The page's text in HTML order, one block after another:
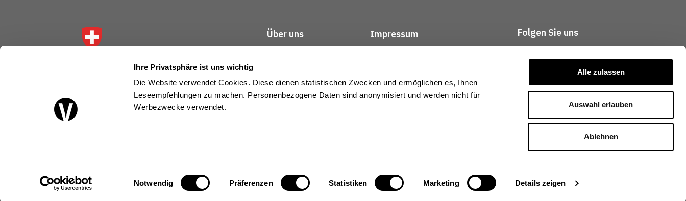
Ihre Privatsphäre ist uns wichtig
Die Website verwendet Cookies. Diese dienen statistischen Zwecken und ermöglichen es, Ihnen
Leseempfehlungen zu machen. Personenbezogene Daten sind anonymisiert und werden nicht für
Werbezwecke verwendet.
Einwilligungsauswahl
Notwendig Präferenzen Statistiken Marketing Details zeigen
Alle zulassen
Auswahl erlauben
Ablehnen
Schweizerische Eidgenossenschaft
Confédération suisse
Confederazione Svizzera
Confederaziun svizra
Über uns
Impressum
Folgen Sie uns